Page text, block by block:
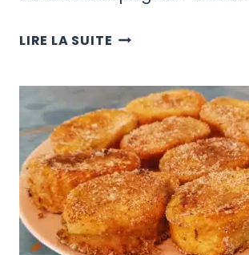
LIRE LA SUITE RECETTE
FRITA
(LAIT
FRIT
ESPAGNOL)